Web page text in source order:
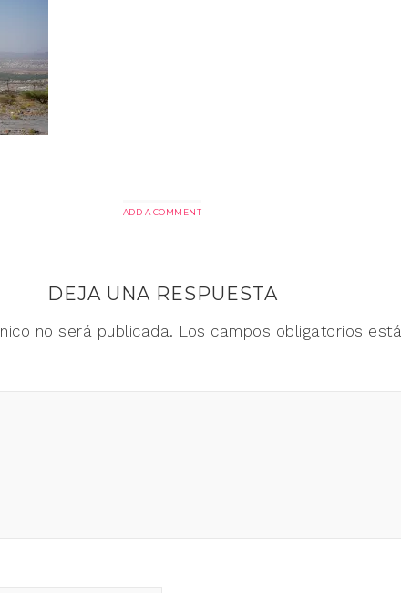
ADD A COMMENT
DEJA UNA RESPUESTA
no será publicada. Los campos obligatorios